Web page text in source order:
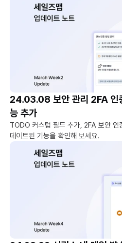
24.03.08 보안 관리 2FA 인
능 추가
TODO 커스텀 필드 추가, 2FA 보안 인
데이트된 기능을 확인해 보세요.